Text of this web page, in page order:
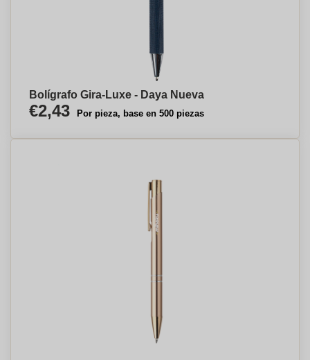
Bolígrafo Gira-Luxe - Daya Nueva
€2,43 Por pieza, base en 500 piezas